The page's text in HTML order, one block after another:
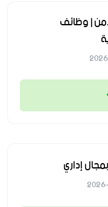
| وظائف
إداري